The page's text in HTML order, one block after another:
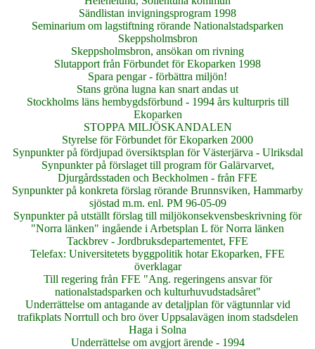
Sändlistan invigningsprogram 1998
Seminarium om lagstiftning rörande Nationalstadsparken
Skeppsholmsbron
Skeppsholmsbron, ansökan om rivning
Slutapport från Förbundet för Ekoparken 1998
Spara pengar - förbättra miljön!
Stans gröna lugna kan snart andas ut
Stockholms läns hembygdsförbund - 1994 års kulturpris till
Ekoparken
STOPPA MILJÖSKANDALEN
Styrelse för Förbundet för Ekoparken 2000
Synpunkter på fördjupad översiktsplan för Västerjärva - Ulriksdal
Synpunkter på förslaget till program för Galärvarvet,
Djurgårdsstaden och Beckholmen - från FFE
Synpunkter på konkreta förslag rörande Brunnsviken, Hammarby
sjöstad m.m. enl. PM 96-05-09
Synpunkter på utställt förslag till miljökonsekvensbeskrivning för
"Norra länken" ingående i Arbetsplan L för Norra länken
Tackbrev - Jordbruksdepartementet, FFE
Telefax: Universitetets byggpolitik hotar Ekoparken, FFE
överklagar
Till regering från FFE "Ang. regeringens ansvar för
nationalstadsparken och kulturhuvudstadsåret"
Underrättelse om antagande av detaljplan för vägtunnlar vid
trafikplats Norrtull och bro över Uppsalavägen inom stadsdelen
Haga i Solna
Underrättelse om avgjort ärende - 1994